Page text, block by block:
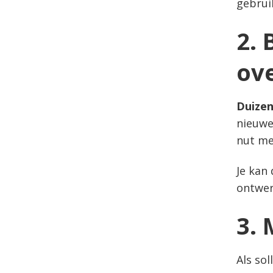
2.
nut
Je
3.
Als